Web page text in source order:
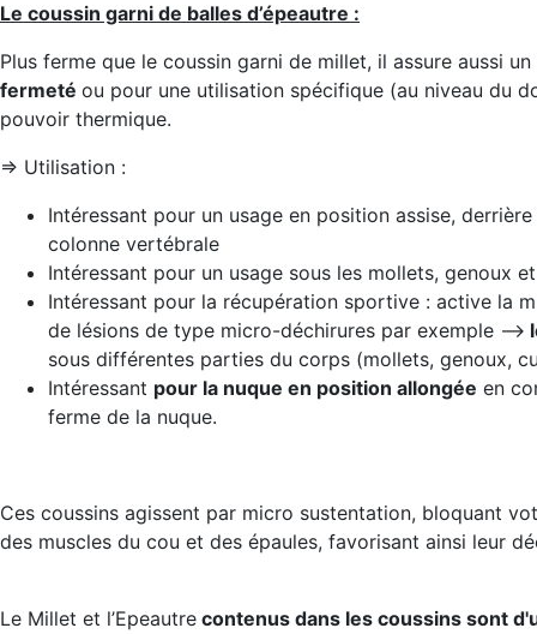
Le coussin garni de balles d’épeautre :
Plus ferme que le coussin garni de millet, il assure aussi
fermeté ou pour une utilisation spécifique (au niveau du
pouvoir thermique.
=> Utilisation :
Intéressant pour un usage en position assise,
colonne vertébrale
Intéressant pour un usage sous les mollets, genoux
Intéressant pour la récupération sportive : active la
de lésions de type micro-déchirures par exemple -->
sous différentes parties du corps (mollets, genoux,
Intéressant pour la nuque en position allongée en
ferme de la nuque.
Ces coussins agissent par micro sustentation, bloquant
des muscles du cou et des épaules, favorisant ainsi leur
Le Millet et l’Epeautre contenus dans les coussins sont